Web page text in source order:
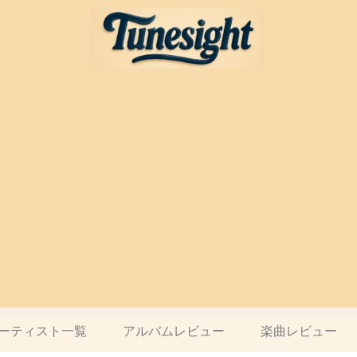
ティスト一覧 アルバムレビュー 楽曲レビュー